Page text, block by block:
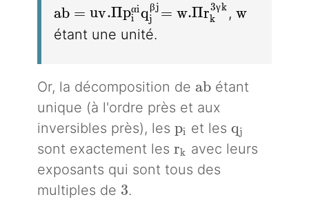
ab = uv. \Pi p_i^{\alpha i}
ab = uv.Πpi
αiqj
βj = w. \Pi r_k ^{3
= w.Πrk
3γk ,w
w
étant une unité.
Or, la décomposition de ab
ab étant
unique (à l'ordre près et aux
inversibles près), les p_i
pi et les q_j
qj
sont exactement les r_k
rk avec leurs
exposants qui sont tous des
multiples de 3
3.